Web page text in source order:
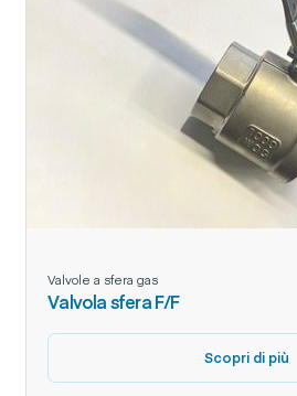
Valvole a sfera gas
Valvola sfera F/F
Scopri di più